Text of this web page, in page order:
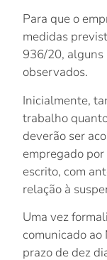
Para que o
medidas
936/20, alguns
observados.
Inicialmente,
trabalho
deverão ser
empregado
escrito, com
relação à
Uma vez
comunicado
prazo de dez